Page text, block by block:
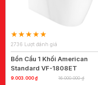
2736 Lượt đánh giá
Bồn Cầu 1 Khối American
Standard VF-1808ET
9.003.000 ₫ 16.000.000 ₫